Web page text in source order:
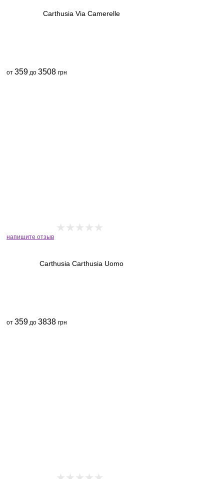
Carthusia Via Camerelle
от 359 до 3508 грн
напишите отзыв
Carthusia Carthusia Uomo
от 359 до 3838 грн